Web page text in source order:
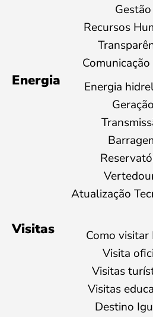
Gestão
Recursos
Energia
Energia
Geração
Atualização
Visitas
Como visitar
Visita
Visitas
Visitas
Destino